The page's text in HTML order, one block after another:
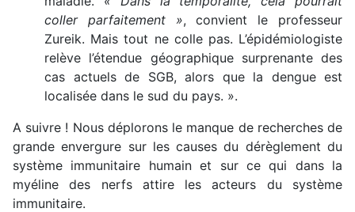
coller parfaitement », convient le professeur
Zureik. Mais tout ne colle pas. L’épidémiologiste
relève l’étendue géographique surprenante des
cas actuels de SGB, alors que la dengue est
localisée dans le sud du pays. ».
A suivre ! Nous déplorons le manque de recherches de
grande envergure sur les causes du dérèglement du
système immunitaire humain et sur ce qui dans la
myéline des nerfs attire les acteurs du système
immunitaire.